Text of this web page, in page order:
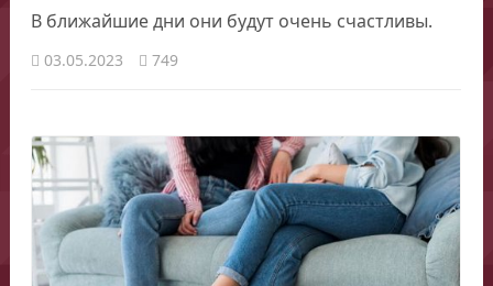
В ближайшие дни они будут очень счастливы.
03.05.2023 749